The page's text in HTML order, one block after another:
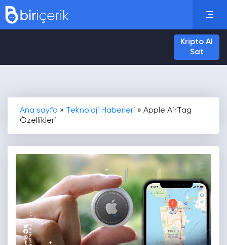
Kripto Al
Sat
Ana sayfa » Teknoloji Haberleri » Apple AirTag
Özellikleri